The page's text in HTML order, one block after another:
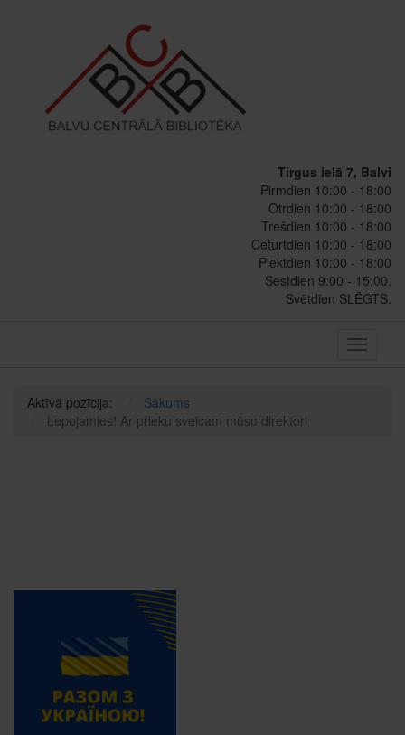
Tirgus ielā 7, Balvi
Pirmdien 10:00 - 18:00
Otrdien 10:00 - 18:00
Trešdien 10:00 - 18:00
Ceturtdien 10:00 - 18:00
Piektdien 10:00 - 18:00
Sestdien 9:00 - 15:00.
Svētdien SLĒGTS.
Toggle
Aktīvā pozīcija:
Sākums
Lepojamies! Ar prieku sveicam mūsu direktori